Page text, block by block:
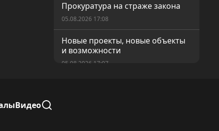
Прокуратура на страже закона
05.08.2026 17:08
Новые проекты, новые объекты
и возможности
05.08.2026 17:07
Видео